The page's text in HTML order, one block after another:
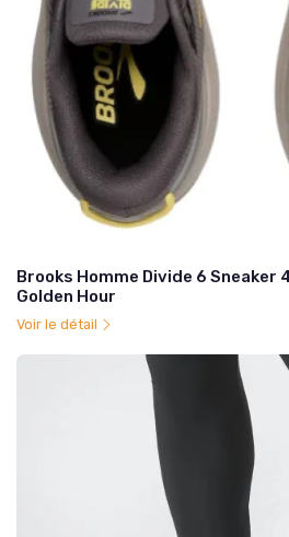
Brooks Homme Divide 6 Sneaker
Golden Hour
Voir le détail